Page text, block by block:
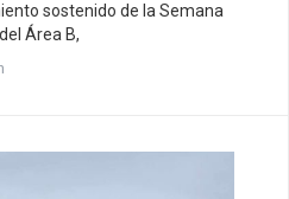
sostenido de la Semana
Área B,